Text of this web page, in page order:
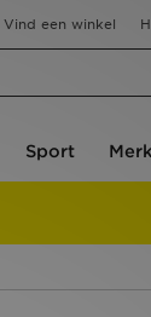
Vind een winkel
Sport